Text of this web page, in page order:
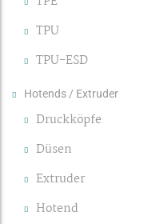
TPU
TPU-ESD
Hotends / Extruder
Druckköpfe
Düsen
Extruder
Hotend